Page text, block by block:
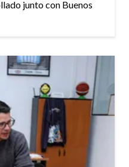
junto con Buenos